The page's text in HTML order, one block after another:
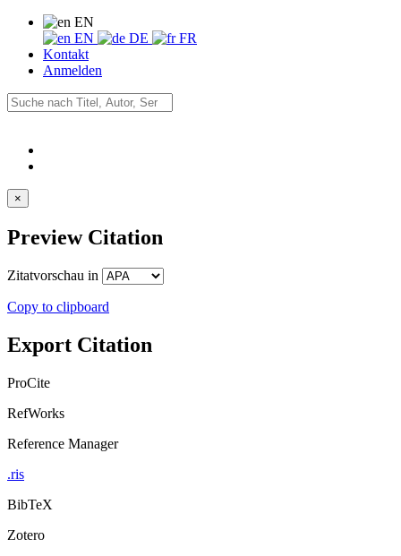
EN
EN
DE
FR
Kontakt
Anmelden
Export Citation